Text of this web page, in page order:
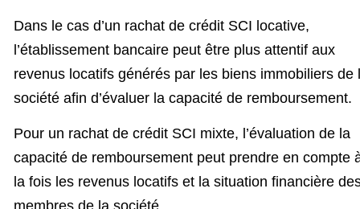
Dans le cas d’un rachat de crédit SCI locative,
l’établissement bancaire peut être plus attentif aux
revenus locatifs générés par les biens immobiliers de
société afin d’évaluer la capacité de remboursement.
Pour un rachat de crédit SCI mixte, l’évaluation de la
capacité de remboursement peut prendre en compte
la fois les revenus locatifs et la situation financière
membres de la société.